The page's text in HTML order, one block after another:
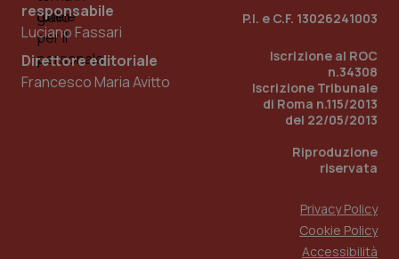
responsabile
Luciano Fassari
Direttore editoriale
Francesco Maria Avitto
P.I. e C.F. 13026241003
Iscrizione al ROC
n.34308
Iscrizione Tribunale
di Roma n.115/2013
del 22/05/2013
Riproduzione
riservata
Privacy Policy
Cookie Policy
Accessibilità
_ga_KM60CM4NPH
mese
Scadenza
1 anno 1
Questo
Scadenza